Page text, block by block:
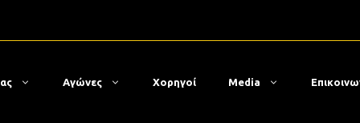
Αγώνες Χορηγοί Media